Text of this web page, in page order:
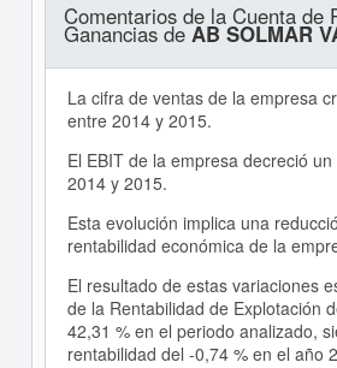
Comentarios de la Cuenta de
Ganancias deAB SOLMAR
La cifra de ventas de la empresa
entre 2014 y 2015.
El EBIT de la empresa decreció
2014 y 2015.
Esta evolución implica una
rentabilidad económica de la
El resultado de estas variaciones
de la Rentabilidad de Explotación
42,31 % en el periodo analizado,
rentabilidad del -0,74 % en el año